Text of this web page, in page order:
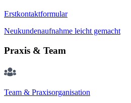
Erstkontaktformular
Neukundenaufnahme leicht gemacht
Praxis & Team
Team & Praxisorganisation